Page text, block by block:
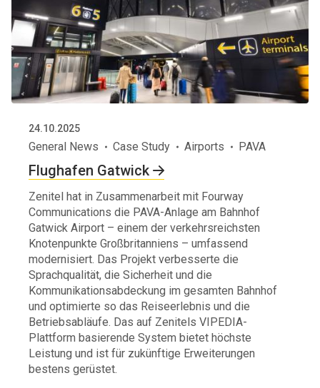
24.10.2025
General News Case Study Airports PAVA
Flughafen Gatwick
Zenitel hat in Zusammenarbeit mit Fourway
Communications die PAVA-Anlage am Bahnhof
Gatwick Airport – einem der verkehrsreichsten
Knotenpunkte Großbritanniens – umfassend
modernisiert. Das Projekt verbesserte die
Sprachqualität, die Sicherheit und die
Kommunikationsabdeckung im gesamten Bahnhof
und optimierte so das Reiseerlebnis und die
Betriebsabläufe. Das auf Zenitels VIPEDIA-
Plattform basierende System bietet höchste
Leistung und ist für zukünftige Erweiterungen
bestens gerüstet.